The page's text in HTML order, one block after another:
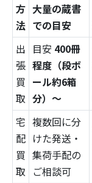
方
法
大量の蔵書
での目安
出
張
買
取
目安 400冊
程度（段ボ
ール約6箱
分）〜
宅
配
買
取
複数回に分
けた発送・
集荷手配の
ご相談可